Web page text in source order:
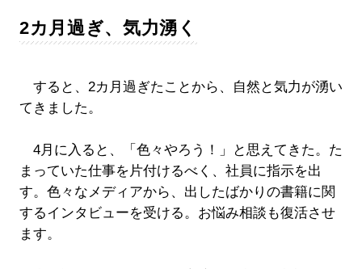
2カ月過ぎ、気力湧く
すると、2カ月過ぎたことから、自然と気力が湧い
てきました。
4月に入ると、「色々やろう！」と思えてきた。た
まっていた仕事を片付けるべく、社員に指示を出
す。色々なメディアから、出したばかりの書籍に関
するインタビューを受ける。お悩み相談も復活させ
ます。